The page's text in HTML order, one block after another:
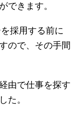
できます。
採用する前に
ので、その手間
由で仕事を探す
た。